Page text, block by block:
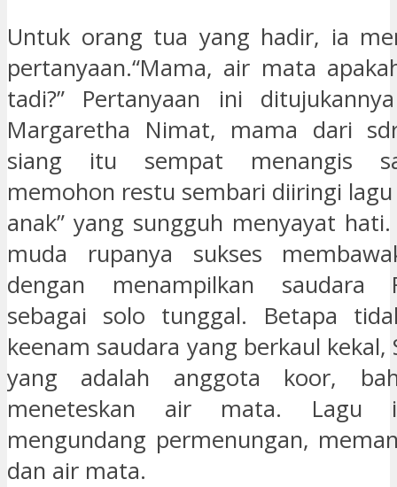
Untuk orang tua yang hadir, ia
pertanyaan.“Mama, air mata
tadi?” Pertanyaan ini
Margaretha Nimat, mama dari
siang itu sempat menangis
memohon restu sembari diiringi lagu
anak” yang sungguh menyayat hati.
muda rupanya sukses
dengan menampilkan saudara
sebagai solo tunggal. Betapa
keenam saudara yang berkaul kekal,
yang adalah anggota koor,
meneteskan air mata. Lagu
mengundang permenungan,
dan air mata.